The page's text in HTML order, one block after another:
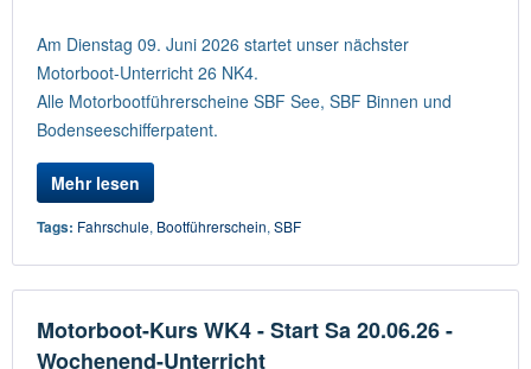
Am Dienstag 09. Juni 2026 startet unser nächster
Motorboot-Unterricht 26 NK4.
Alle Motorbootführerscheine SBF See, SBF Binnen und
Bodenseeschifferpatent.
Mehr lesen
Tags: Fahrschule, Bootführerschein, SBF
Motorboot-Kurs WK4 - Start Sa 20.06.26 -
Wochenend-Unterricht